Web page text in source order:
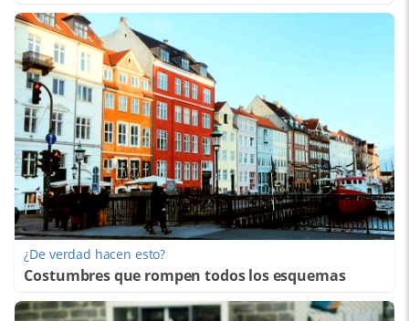
¿De verdad hacen esto?
Costumbres que rompen todos los esquemas